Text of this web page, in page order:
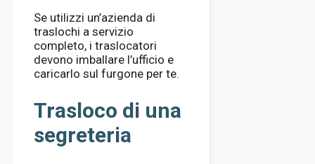
Se utilizzi un’azienda di
traslochi a servizio
completo, i traslocatori
devono imballare l’ufficio e
caricarlo sul furgone per te.
Trasloco di una
segreteria